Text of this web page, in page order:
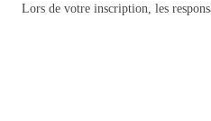
Lors de votre inscription, les